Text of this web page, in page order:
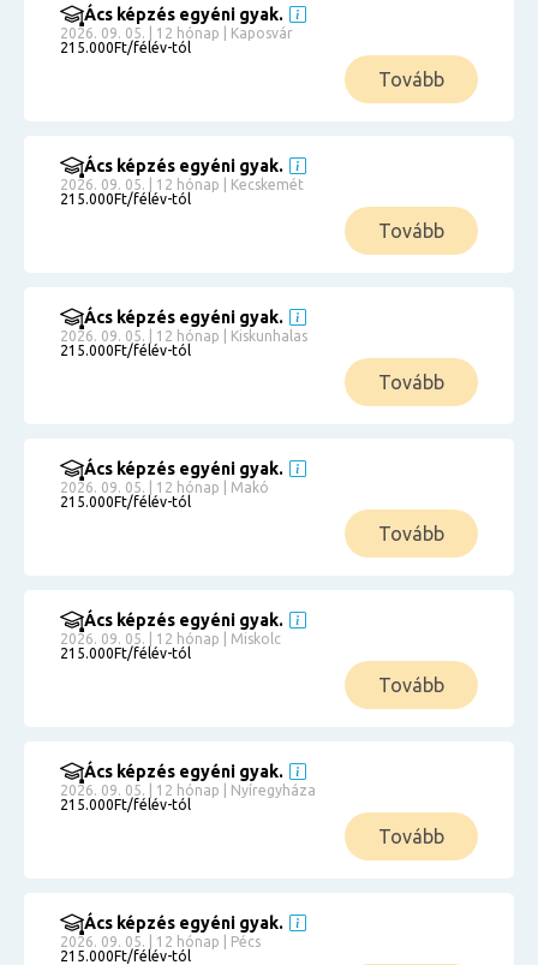
Ács képzés egyéni gyak.
2026. 09. 05. | 12 hónap | Kaposvár
215.000Ft/félév-tól
Tovább
Ács képzés egyéni gyak.
2026. 09. 05. | 12 hónap | Kecskemét
215.000Ft/félév-tól
Tovább
Ács képzés egyéni gyak.
2026. 09. 05. | 12 hónap | Kiskunhalas
215.000Ft/félév-tól
Tovább
Ács képzés egyéni gyak.
2026. 09. 05. | 12 hónap | Makó
215.000Ft/félév-tól
Tovább
Ács képzés egyéni gyak.
2026. 09. 05. | 12 hónap | Miskolc
215.000Ft/félév-tól
Tovább
Ács képzés egyéni gyak.
2026. 09. 05. | 12 hónap | Nyíregyháza
215.000Ft/félév-tól
Tovább
Ács képzés egyéni gyak.
2026. 09. 05. | 12 hónap | Pécs
215.000Ft/félév-tól